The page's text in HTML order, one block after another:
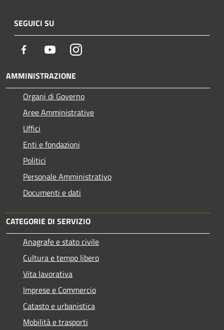
SEGUICI SU
Facebook YoutubeInstagram
AMMINISTRAZIONE
Organi di Governo
Aree Amministrative
Uffici
Enti e fondazioni
Politici
Personale Amministrativo
Documenti e dati
CATEGORIE DI SERVIZIO
Anagrafe e stato civile
Cultura e tempo libero
Vita lavorativa
Imprese e Commercio
Catasto e urbanistica
Mobilità e trasporti